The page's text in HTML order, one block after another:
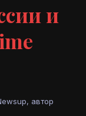
и
автор